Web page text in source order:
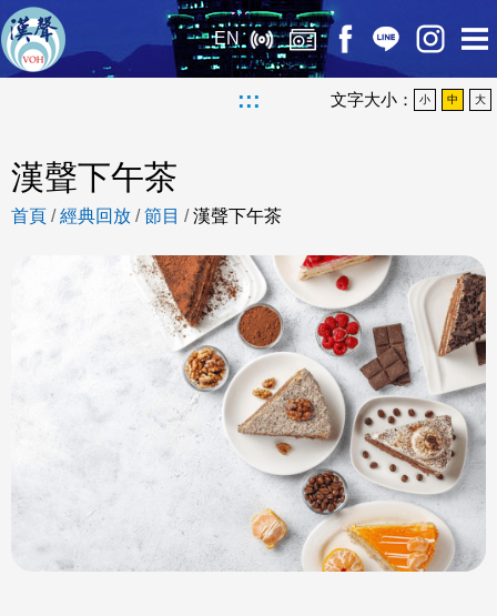
EN
::: 文字大小： 小 中 大
漢聲下午茶
首頁 /經典回放 /節目 /漢聲下午茶